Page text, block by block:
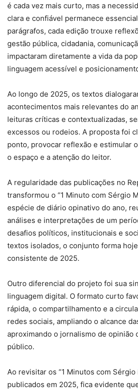
é cada vez mais curto, mas a
clara e confiável permanece
parágrafos, cada edição trouxe
gestão pública, cidadania,
impactaram diretamente a vida da
linguagem acessível e
Ao longo de 2025, os textos
acontecimentos mais relevantes do
leituras críticas e contextualizadas,
excessos ou rodeios. A proposta foi
ponto, provocar reflexão e estimular
o espaço e a atenção do leitor.
A regularidade das publicações no
transformou o “1 Minuto com Sérgio
espécie de diário opinativo do ano,
análises e interpretações de um
desafios políticos, institucionais e
textos isolados, o conjunto forma
consistente de 2025.
Outro diferencial do projeto foi sua
linguagem digital. O formato curto
rápida, o compartilhamento e a
redes sociais, ampliando o alcance
aproximando o jornalismo de opinião
público.
Ao revisitar os “1 Minutos com Sérgio
publicados em 2025, fica evidente